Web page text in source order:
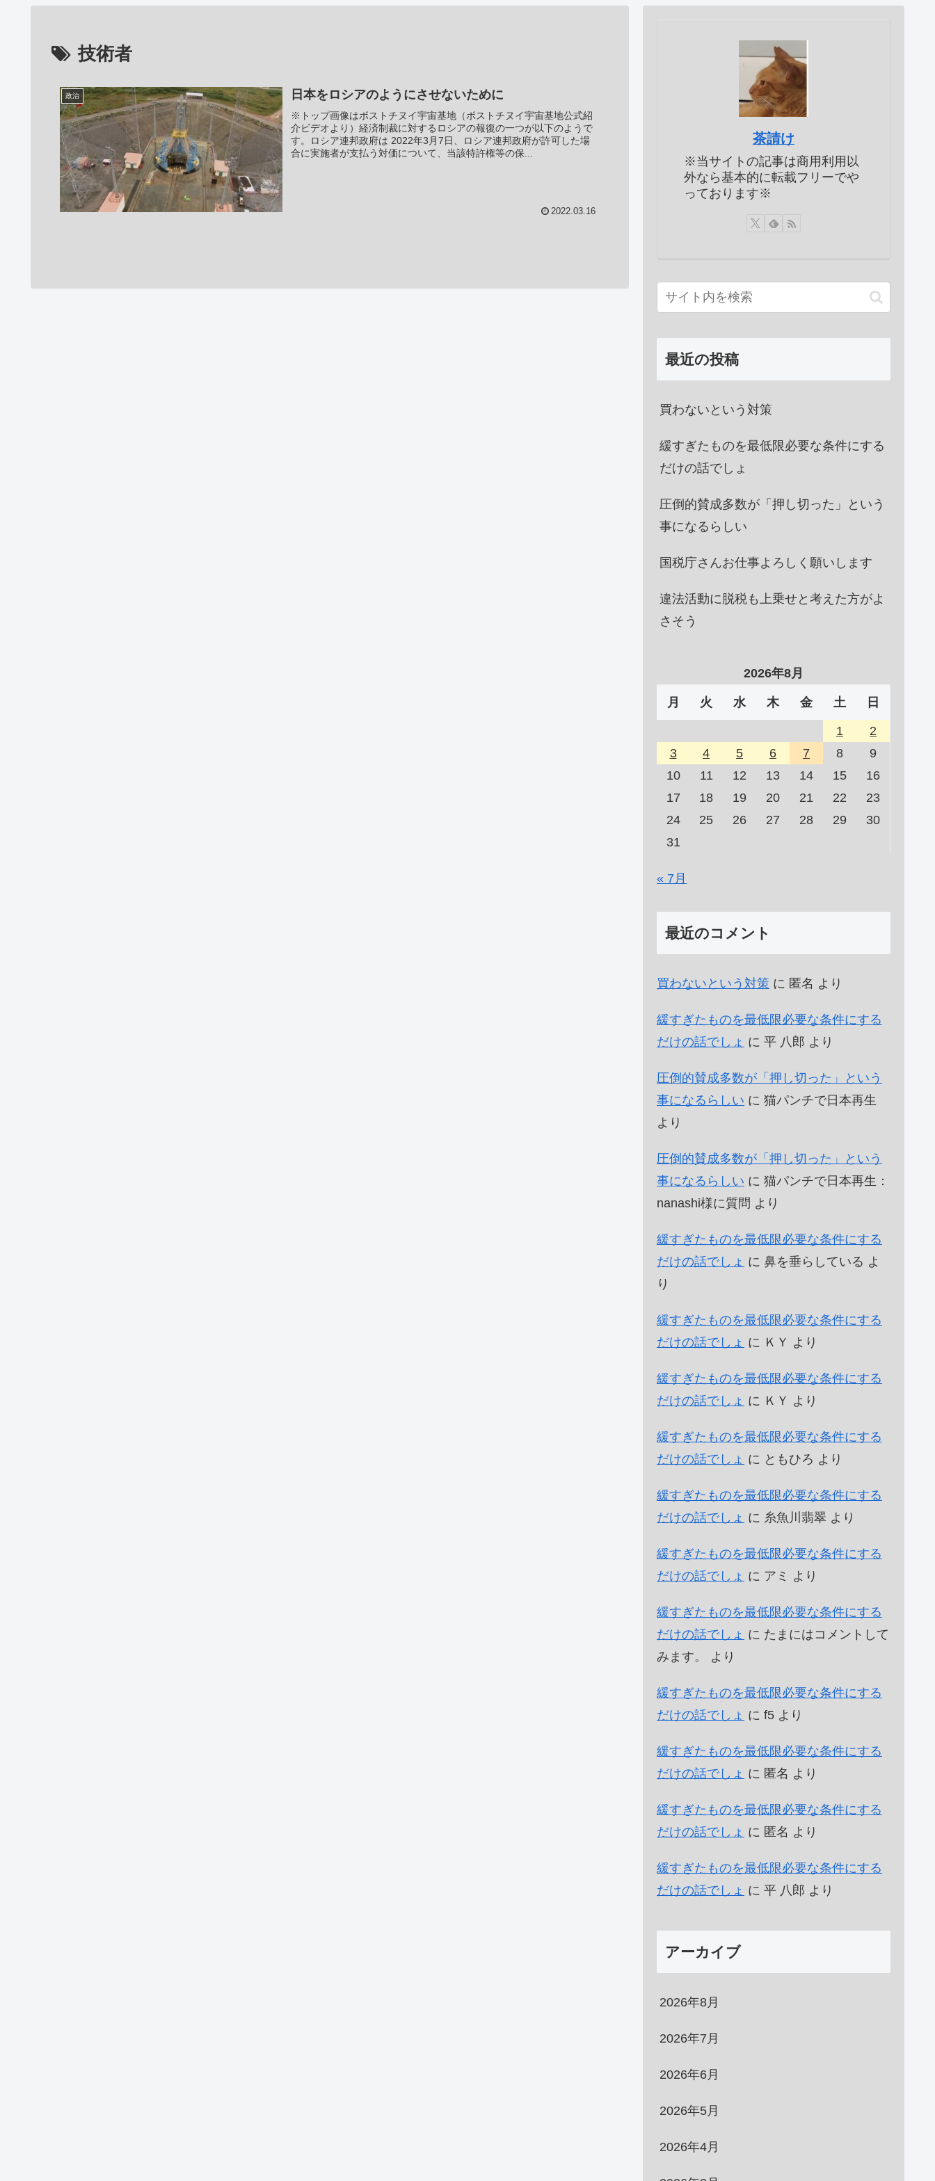
技術者
政治 日本をロシアのようにさせないために
※トップ画像はボストチヌイ宇宙基地（ボストチヌイ宇宙基地公式紹
介ビデオより）経済制裁に対するロシアの報復の一つが以下のようで
す。ロシア連邦政府は 2022年3月7日、ロシア連邦政府が許可した場
合に実施者が支払う対価について、当該特許権等の保...
2022.03.16
茶請け
※当サイトの記事は商用利用以
外なら基本的に転載フリーでや
っております※
最近の投稿
買わないという対策
緩すぎたものを最低限必要な条件にする
だけの話でしょ
圧倒的賛成多数が「押し切った」という
事になるらしい
国税庁さんお仕事よろしく願いします
違法活動に脱税も上乗せと考えた方がよ
さそう
2026年8月
月 火 水 木 金 土 日
1
2
3
4 5 6 7 8
9
10
11 12 13 14 15
16
17
18 19 20 21 22
23
24
25 26 27 28 29
30
31
« 7月
最近のコメント
買わないという対策 に 匿名 より
緩すぎたものを最低限必要な条件にする
だけの話でしょ に 平 八郎 より
圧倒的賛成多数が「押し切った」という
事になるらしい に 猫パンチで日本再生
より
圧倒的賛成多数が「押し切った」という
事になるらしい に 猫パンチで日本再生：
nanashi様に質問 より
緩すぎたものを最低限必要な条件にする
だけの話でしょ に 鼻を垂らしている よ
り
緩すぎたものを最低限必要な条件にする
だけの話でしょ に ＫＹ より
緩すぎたものを最低限必要な条件にする
だけの話でしょ に ＫＹ より
緩すぎたものを最低限必要な条件にする
だけの話でしょ に ともひろ より
緩すぎたものを最低限必要な条件にする
だけの話でしょ に 糸魚川翡翠 より
緩すぎたものを最低限必要な条件にする
だけの話でしょ に アミ より
緩すぎたものを最低限必要な条件にする
だけの話でしょ に たまにはコメントして
みます。
より
緩すぎたものを最低限必要な条件にする
だけの話でしょ に f5 より
緩すぎたものを最低限必要な条件にする
だけの話でしょ に 匿名 より
緩すぎたものを最低限必要な条件にする
だけの話でしょ に 匿名 より
緩すぎたものを最低限必要な条件にする
だけの話でしょ に 平 八郎 より
アーカイブ
2026年8月
2026年7月
2026年6月
2026年5月
2026年4月